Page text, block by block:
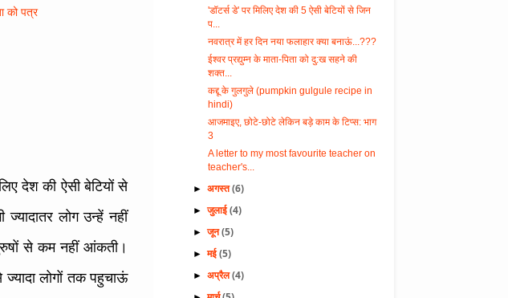
को पत्र
देश की ऐसी बेटियों से
लोग उन्हें नहीं
से कम नहीं आंकती।
लोगों तक पहुचाऊं
'डॉटर्स डे' पर मिलिए देश की 5 ऐसी बेटियों से जिन
प...
नवरात्र में हर दिन नया फलाहार क्या बनाऊं...???
ईश्वर प्रद्युम्न के माता-पिता को दु:ख सहने की
शक्त...
कद्दू के गुलगुले (pumpkin gulgule recipe in
hindi)
आजमाइए, छोटे-छोटे लेकिन बड़े काम के टिप्स: भाग
3
A letter to my most favourite teacher on
teacher's...
► अगस्त(6)
►जुलाई(4)
►जून(5)
►मई(5)
► अप्रैल(4)